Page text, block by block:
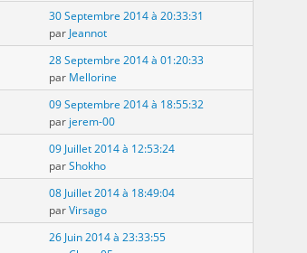
30 Septembre 2014 à 20:33:31
par Jeannot
28 Septembre 2014 à 01:20:33
par Mellorine
09 Septembre 2014 à 18:55:32
par jerem-00
09 Juillet 2014 à 12:53:24
parShokho
08 Juillet 2014 à 18:49:04
parVirsago
26 Juin 2014 à 23:33:55